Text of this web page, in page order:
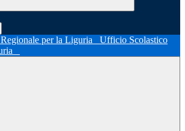
Ufficio Scolastico